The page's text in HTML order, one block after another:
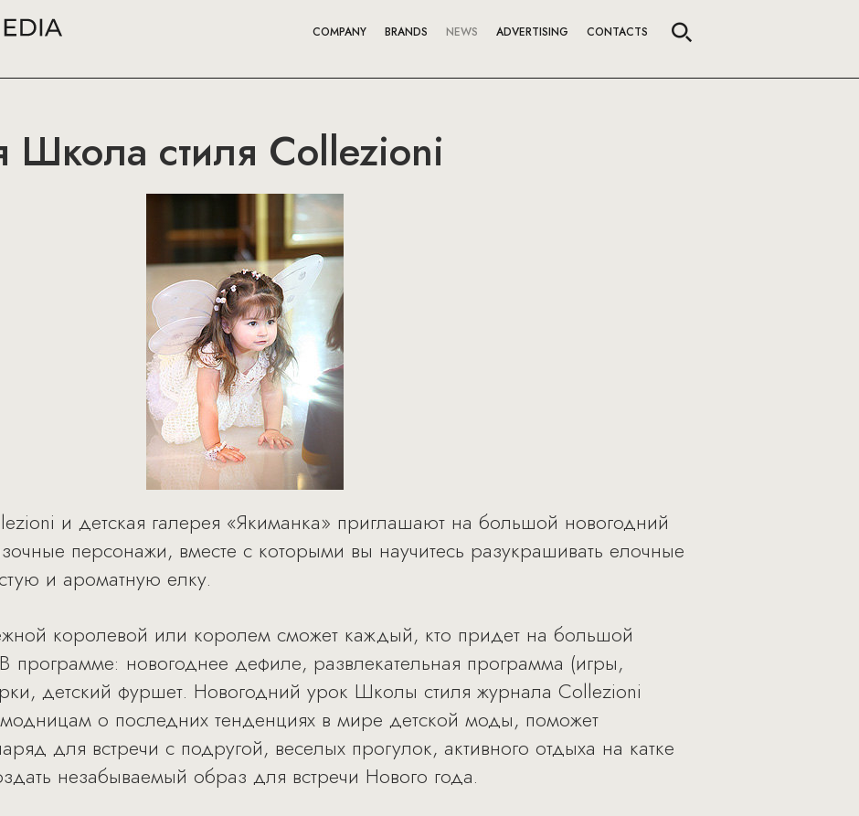
COMPANY BRANDS NEWS ADVERTISING CONTACTS
Школа стиля Collezioni
и детская галерея «Якиманка» приглашают на большой новогодний
персонажи, вместе с которыми вы научитесь разукрашивать елочные
и ароматную елку.
королевой или королем сможет каждый, кто придет на большой
программе: новогоднее дефиле, развлекательная программа (игры,
детский фуршет. Новогодний урок Школы стиля журнала Collezioni
о последних тенденциях в мире детской моды, поможет
для встречи с подругой, веселых прогулок, активного отдыха на катке
незабываемый образ для встречи Нового года.